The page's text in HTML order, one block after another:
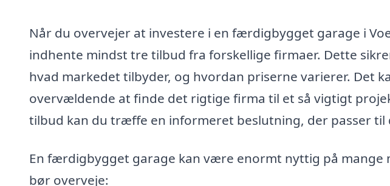
Når du overvejer at investere i en færdigbygget garage i
indhente mindst tre tilbud fra forskellige firmaer. Dette
hvad markedet tilbyder, og hvordan priserne varierer. Det
overvældende at finde det rigtige firma til et så vigtigt
tilbud kan du træffe en informeret beslutning, der passer til
En færdigbygget garage kan være enormt nyttig på mange
bør overveje: